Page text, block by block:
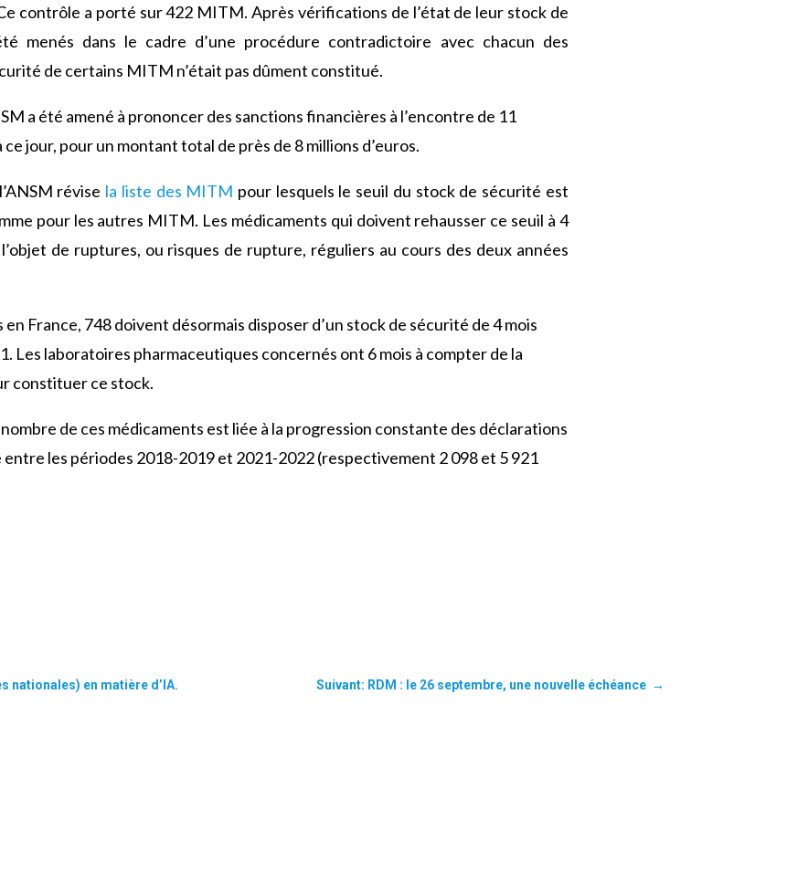
contrôle a porté sur 422 MITM. Après vérifications de l’état de leur stock de
menés dans le cadre d’une procédure contradictoire avec chacun des
de certains MITM n’était pas dûment constitué.
a été amené à prononcer des sanctions financières à l’encontre de 11
jour, pour un montant total de près de 8 millions d’euros.
révise la liste des MITM pour lesquels le seuil du stock de sécurité est
pour les autres MITM. Les médicaments qui doivent rehausser ce seuil à 4
de ruptures, ou risques de rupture, réguliers au cours des deux années
France, 748 doivent désormais disposer d’un stock de sécurité de 4 mois
Les laboratoires pharmaceutiques concernés ont 6 mois à compter de la
constituer ce stock.
de ces médicaments est liée à la progression constante des déclarations
les périodes 2018-2019 et 2021-2022 (respectivement 2 098 et 5 921
nationales) en matière d’IA. Suivant: RDM : le 26 septembre, une nouvelle échéance →